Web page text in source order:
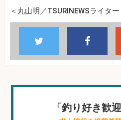
＜丸山明／TSURINEWSライター
「釣り好き歓